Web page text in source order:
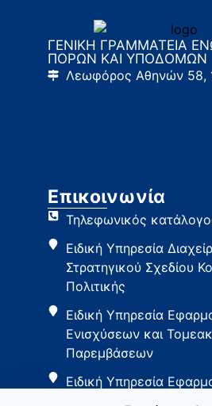
ΓΕΝΙΚΗ ΓΡΑΜΜΑΤΕΙΑ
ΠΟΡΩΝ ΚΑΙ ΥΠΟΔΟΜΩΝ
Λεωφόρος Αθηνών 58,
Επικοινωνία
Τηλεφωνικός
Ειδική Υπηρεσία
Στρατηγικού Σχεδίου
Πολιτικής
Ειδική Υπηρεσία
Ενισχύσεων και
Παρεμβάσεων
Ειδική Υπηρεσία